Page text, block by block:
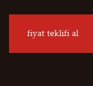
fiyat teklifi al